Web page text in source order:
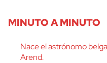
MINUTO A MINUTO
Nace el astrónomo
Arend.